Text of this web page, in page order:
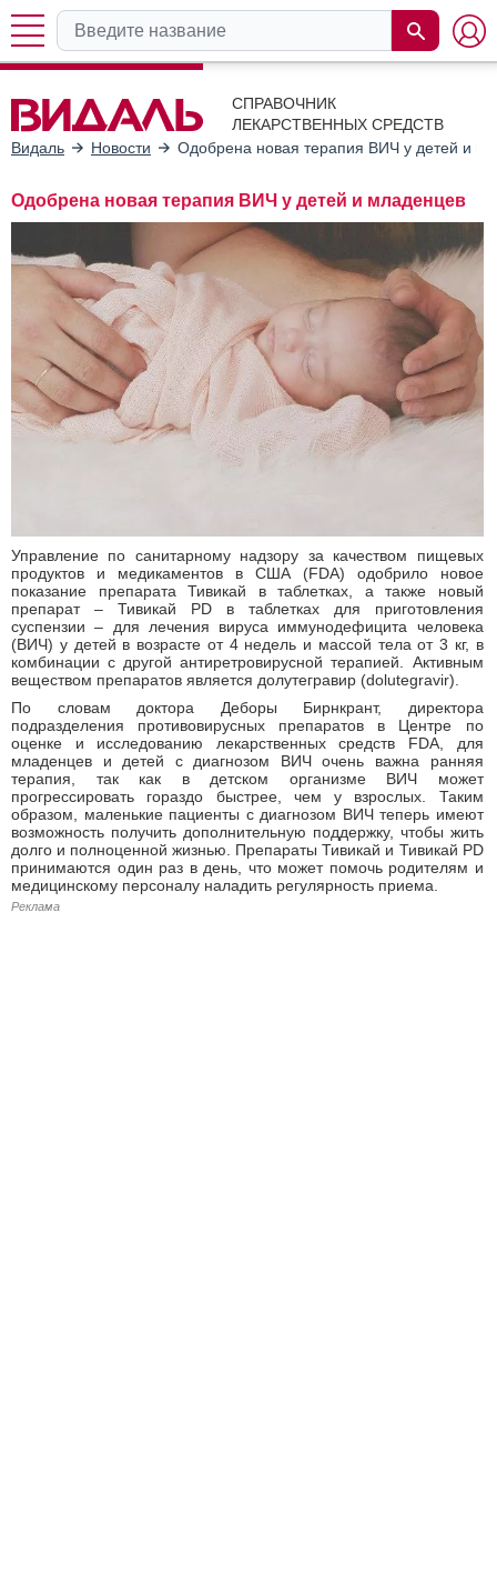
СПРАВОЧНИК
ЛЕКАРСТВЕННЫХ СРЕДСТВ
Видаль
Новости Одобрена новая терапия ВИЧ у детей и
Одобрена новая терапия ВИЧ у детей и младенцев
Управление по санитарному надзору за качеством пищевых
продуктов и медикаментов в США (FDA) одобрило новое
показание препарата Тивикай в таблетках, а также новый
препарат – Тивикай PD в таблетках для приготовления
суспензии – для лечения вируса иммунодефицита человека
(ВИЧ) у детей в возрасте от 4 недель и массой тела от 3 кг, в
комбинации с другой антиретровирусной терапией. Активным
веществом препаратов является долутегравир (dolutegravir).
По словам доктора Деборы Бирнкрант, директора
подразделения противовирусных препаратов в Центре по
оценке и исследованию лекарственных средств FDA, для
младенцев и детей с диагнозом ВИЧ очень важна ранняя
терапия, так как в детском организме ВИЧ может
прогрессировать гораздо быстрее, чем у взрослых. Таким
образом, маленькие пациенты с диагнозом ВИЧ теперь имеют
возможность получить дополнительную поддержку, чтобы жить
долго и полноценной жизнью. Препараты Тивикай и Тивикай PD
принимаются один раз в день, что может помочь родителям и
медицинскому персоналу наладить регулярность приема.
Реклама